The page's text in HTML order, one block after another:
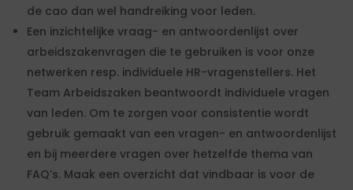
de cao dan wel handreiking voor leden.
Een inzichtelijke vraag- en antwoordenlijst over
arbeidszakenvragen die te gebruiken is voor onze
netwerken resp. individuele HR-vragenstellers. Het
Team Arbeidszaken beantwoordt individuele vragen
van leden. Om te zorgen voor consistentie wordt
gebruik gemaakt van een vragen- en antwoordenlijst
en bij meerdere vragen over hetzelfde thema van
FAQ’s. Maak een overzicht dat vindbaar is voor de